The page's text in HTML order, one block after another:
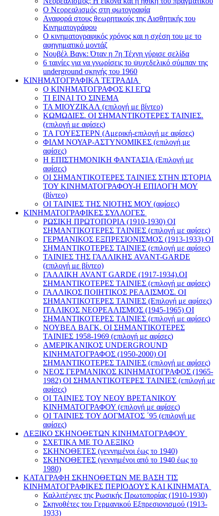
Ο Νεορεαλισμός στη φωτογραφία
Αναφορά στους θεωρητικούς της Αισθητικής του
Κινηματογράφου
Ο κινηματογραφικός χρόνος και η σχέση του με το
αφηγηματικό μοντάζ
Νουβέλ Βαγκ: Όταν η 7η Τέχνη γύρισε σελίδα
6 ταινίες για να γνωρίσεις το ψυχεδελικό σύμπαν της
underground σκηνής του 1960
ΚΙΝΗΜΑΤΟΓΡΑΦΙΚΑ ΤΕΤΡΑΔΙΑ
Ο ΚΙΝΗΜΑΤΟΓΡΑΦΟΣ ΚΙ ΕΓΩ
ΤΙ ΕΙΝΑΙ ΤΟ ΣΙΝΕΜΑ
ΤΑ ΜΙΟΥΖΙΚΑΛ (επιλογή με βίντεο)
ΚΩΜΩΔΙΕΣ. ΟΙ ΣΗΜΑΝΤΙΚΟΤΕΡΕΣ ΤΑΙΝΙΕΣ.
(επιλογή με αφίσες)
TΑ ΓΟΥΕΣΤΕΡΝ (Αμερική-επιλογή με αφίσες)
ΦΙΛΜ ΝΟΥΑΡ-ΑΣΤΥΝΟΜΙΚΕΣ (επιλογή με
αφίσες)
Η ΕΠΙΣΤΗΜΟΝΙΚΗ ΦΑΝΤΑΣΙΑ (Επιλογή με
αφίσες)
ΟΙ ΣΗΜΑΝΤΙΚΟΤΕΡΕΣ ΤΑΙΝΙΕΣ ΣΤΗΝ ΙΣΤΟΡΙΑ
ΤΟΥ ΚΙΝΗΜΑΤΟΓΡΑΦΟΥ-Η ΕΠΙΛΟΓΗ ΜΟΥ
(βίντεο)
ΟΙ ΤΑΙΝΙΕΣ ΤΗΣ ΝΙΟΤΗΣ ΜΟΥ (αφίσες)
ΚΙΝΗΜΑΤΟΓΡΑΦΙΚΕΣ ΣΥΛΛΟΓΕΣ
ΡΩΣΙΚΗ ΠΡΩΤΟΠΟΡΙΑ (1910-1930) ΟΙ
ΣΗΜΑΝΤΙΚΟΤΕΡΕΣ ΤΑΙΝΙΕΣ (επιλογή με αφίσες)
ΓΕΡΜΑΝΙΚΟΣ ΕΞΠΡΕΣΙΟΝΙΣΜΟΣ (1913-1933) ΟΙ
ΣΗΜΑΝΤΙΚΟΤΕΡΕΣ ΤΑΙΝΙΕΣ (επιλογή με αφίσες)
ΤΑΙΝΙΕΣ ΤΗΣ ΓΑΛΛΙΚΗΣ AVANT-GARDE
(επιλογή με βίντεο)
ΓΑΛΛΙΚΗ AVANT GARDE (1917-1934).ΟΙ
ΣΗΜΑΝΤΙΚΟΤΕΡΕΣ ΤΑΙΝΙΕΣ (επιλογή με αφίσες)
ΓΑΛΛΙΚΟΣ ΠΟΙΗΤΙΚΟΣ ΡΕΑΛΙΣΜΟΣ. ΟΙ
ΣΗΜΑΝΤΙΚΟΤΕΡΕΣ ΤΑΙΝΙΕΣ (Επιλογή με αφίσες)
ΙΤΑΛΙΚΟΣ ΝΕΟΡΕΑΛΙΣΜΟΣ (1945-1965) ΟΙ
ΣΗΜΑΝΤΙΚΟΤΕΡΕΣ ΤΑΙΝΙΕΣ (επιλογή με αφίσες)
ΝΟΥΒΕΛ ΒΑΓΚ. ΟΙ ΣΗΜΑΝΤΙΚΟΤΕΡΕΣ
ΤΑΙΝΙΕΣ 1958-1969 (επιλογή με αφίσες)
ΑΜΕΡΙΚΑΝΙΚΟΣ UNDERGROUND
ΚΙΝΗΜΑΤΟΓΡΑΦΟΣ (1950-2000) ΟΙ
ΣΗΜΑΝΤΙΚΟΤΕΡΕΣ ΤΑΙΝΙΕΣ (επιλογή με αφίσες)
ΝΕΟΣ ΓΕΡΜΑΝΙΚΟΣ ΚΙΝΗΜΑΤΟΓΡΑΦΟΣ (1965-
1982) ΟΙ ΣΗΜΑΝΤΙΚΟΤΕΡΕΣ ΤΑΙΝΙΕΣ (επιλογή με
αφίσες)
ΟΙ ΤΑΙΝΙΕΣ ΤΟΥ ΝΕΟΥ ΒΡΕΤΑΝΙΚΟΥ
ΚΙΝΗΜΑΤΟΓΡΑΦΟΥ (επιλογή με αφίσες)
ΟΙ ΤΑΙΝΙΕΣ ΤΟΥ ΔΟΓΜΑΤΟΣ ΄95 (επιλογή με
αφίσες)
ΛΕΞΙΚΟ ΣΚΗΝΟΘΕΤΩΝ ΚΙΝΗΜΑΤΟΓΡΑΦΟΥ
ΣΧΕΤΙΚΑ ΜΕ ΤΟ ΛΕΞΙΚΟ
ΣΚΗΝΟΘΕΤΕΣ (γεννημένοι έως το 1940)
ΣΚΗΝΟΘΕΤΕΣ (γεννημένοι από το 1940 έως το
1980)
ΚΑΤΑΓΡΑΦΗ ΣΚΗΝΟΘΕΤΩΝ ΜΕ ΒΑΣΗ ΤΙΣ
ΚΙΝΗΜΑΤΟΓΡΑΦΙΚΕΣ ΠΕΡΙΟΔΟΥΣ ΚΑΙ ΚΙΝΗΜΑΤΑ
Καλλιτέχνες της Ρωσικής Πρωτοπορίας (1910-1930)
Σκηνοθέτες του Γερμανικού Εξπρεσιονισμού (1913-
1933)